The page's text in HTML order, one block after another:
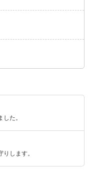
た。
します。